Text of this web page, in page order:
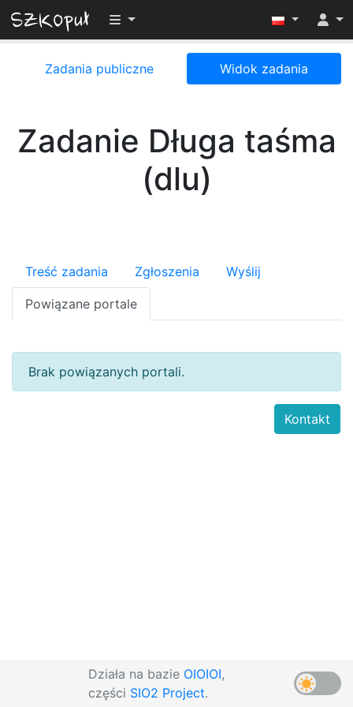
Przełącz widoczność menu
Zadania publiczne Widok zadania
Zadanie Długa taśma
(dlu)
Treść zadania Zgłoszenia Wyślij
Powiązane portale
Brak powiązanych portali.
Działa na bazie OIOIOI,
części SIO2 Project.
Kontakt